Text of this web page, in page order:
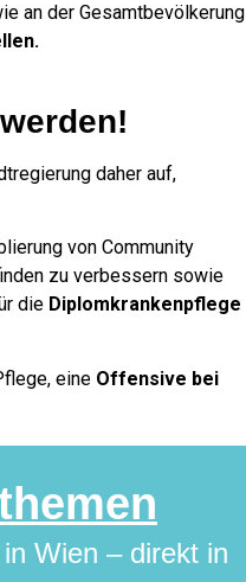
an der Gesamtbevölkerung
daher auf,
von Community
zu verbessern sowie
die Diplomkrankenpflege
eine Offensive bei
Wien – direkt in